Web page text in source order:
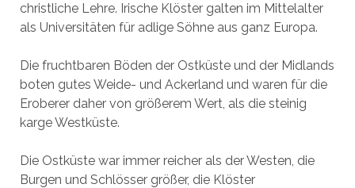
christliche Lehre. Irische Klöster galten im Mittelalter
als Universitäten für adlige Söhne aus ganz Europa.
Die fruchtbaren Böden der Ostküste und der Midlands
boten gutes Weide- und Ackerland und waren für die
Eroberer daher von größerem Wert, als die steinig
karge Westküste.
Die Ostküste war immer reicher als der Westen, die
Burgen und Schlösser größer, die Klöster